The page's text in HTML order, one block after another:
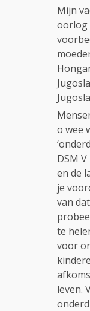
Mijn
oorlog
o wee
DSM
en de
je
van
te
voor
leven.